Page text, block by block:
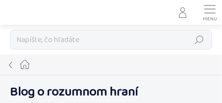
Hľadať
Domov
Blog o rozumnom hraní